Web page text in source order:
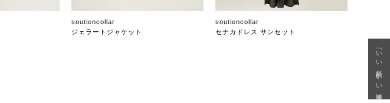
soutiencollar
ジェラートジャケット
soutiencollar
セナカドレス サンセット
「いい年齢 いい洋服」